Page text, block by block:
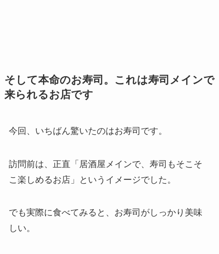
そして本命のお寿司。これは寿司メインで
来られるお店です
今回、いちばん驚いたのはお寿司です。
訪問前は、正直「居酒屋メインで、寿司もそこそ
こ楽しめるお店」というイメージでした。
でも実際に食べてみると、お寿司がしっかり美味
しい。